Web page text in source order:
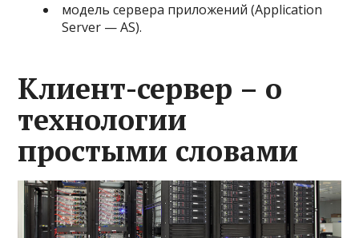
модель сервера приложений (Application
Server — AS).
Клиент-сервер – о
технологии
простыми словами